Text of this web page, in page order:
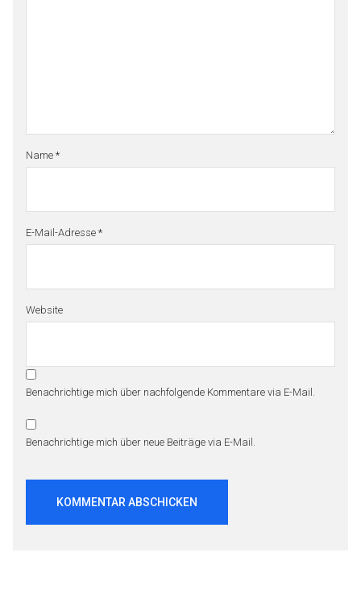
Name *
E-Mail-Adresse *
Website
Benachrichtige mich über nachfolgende Kommentare via E-Mail.
Benachrichtige mich über neue Beiträge via E-Mail.